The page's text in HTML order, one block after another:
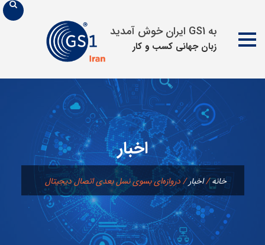
به GS1 ایران خوش آمدید
زبان جهانی كسب و كار
محتوا
اخبار
خانه/اخبار/دروازه‌ای بسوی نسل بعدی اتصال دیجیتال